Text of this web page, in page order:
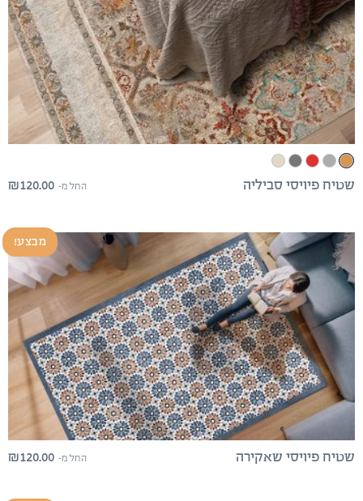
שטיח פיויסי סביליה החל מ- ₪120.00
מבצע!
שטיח פיויסי שאקירה החל מ- ₪120.00